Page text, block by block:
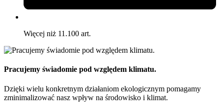
Więcej niż 11.100 art.
Pracujemy świadomie pod względem klimatu.
Dzięki wielu konkretnym działaniom ekologicznym pomagamy
zminimalizować nasz wpływ na środowisko i klimat.